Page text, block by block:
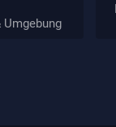
Umgebung